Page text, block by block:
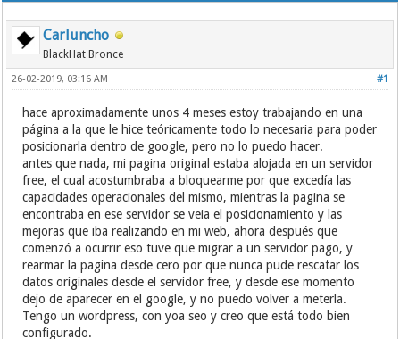
Carluncho
BlackHat Bronce
#1
26-02-2019, 03:16 AM
hace aproximadamente unos 4 meses estoy trabajando en una
página a la que le hice teóricamente todo lo necesaria para poder
posicionarla dentro de google, pero no lo puedo hacer.
antes que nada, mi pagina original estaba alojada en un servidor
free, el cual acostumbraba a bloquearme por que excedía las
capacidades operacionales del mismo, mientras la pagina se
encontraba en ese servidor se veia el posicionamiento y las
mejoras que iba realizando en mi web, ahora después que
comenzó a ocurrir eso tuve que migrar a un servidor pago, y
rearmar la pagina desde cero por que nunca pude rescatar los
datos originales desde el servidor free, y desde ese momento
dejo de aparecer en el google, y no puedo volver a meterla.
Tengo un wordpress, con yoa seo y creo que está todo bien
configurado.